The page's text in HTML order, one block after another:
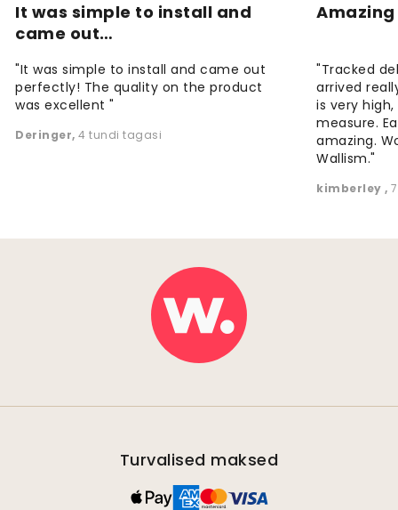
It was simple to install and
came out…
"It was simple to install and came out
perfectly! The quality on the product
was excellent "
Deringer, 4 tundi tagasi
"Tracked
arrived
is very
measure.
amazing.
Wallism."
kimberley,
Turvalised maksed